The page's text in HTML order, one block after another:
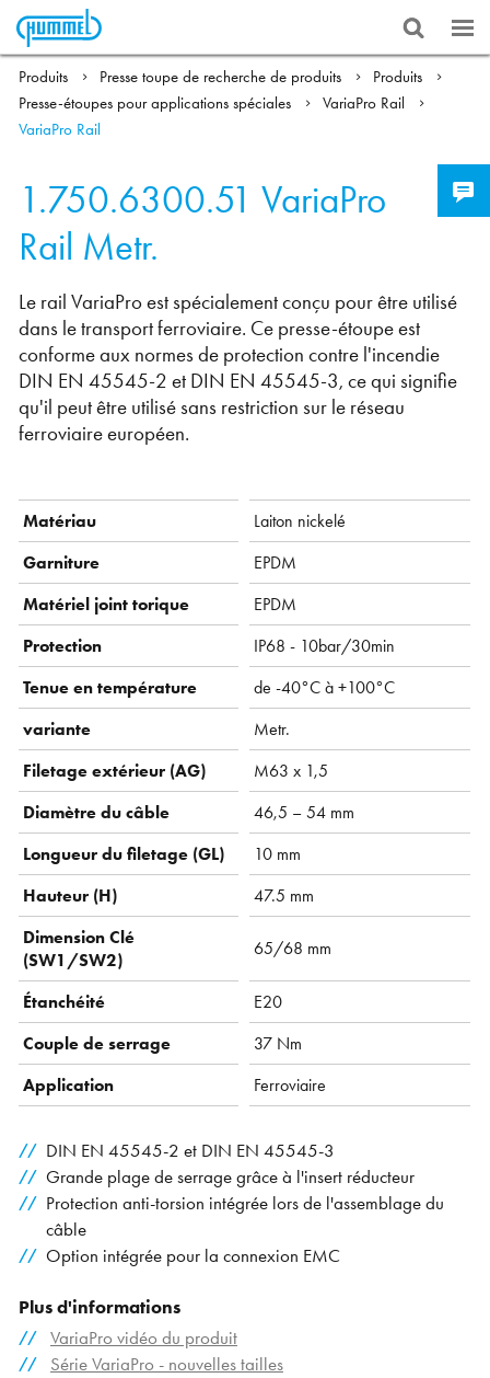
Produits Presse toupe de recherche de produits
Produits
Presse-étoupes pour applications spéciales
VariaPro Rail
VariaPro Rail
1.750.6300.51VariaPro
Rail Metr.
Le rail VariaPro est spécialement conçu pour être utilisé
dans le transport ferroviaire. Ce presse-étoupe est
conforme aux normes de protection contre l'incendie
DIN EN 45545-2 et DIN EN 45545-3, ce qui signifie
qu'il peut être utilisé sans restriction sur le réseau
ferroviaire européen.
Matériau
Laiton nickelé
Garniture
EPDM
Matériel joint torique
EPDM
Protection
IP68 - 10bar/30min
Tenue en température
de -40°C à +100°C
variante
Metr.
Filetage extérieur (AG)
M63 x 1,5
Diamètre du câble
46,5 – 54 mm
Longueur du filetage (GL)
10 mm
Hauteur (H)
47.5 mm
Dimension Clé
(SW1/SW2)
65/68 mm
Étanchéité
E20
Couple de serrage
37 Nm
Application
Ferroviaire
DIN EN 45545-2 et DIN EN 45545-3
Grande plage de serrage grâce à l'insert réducteur
Protection anti-torsion intégrée lors de l'assemblage du
câble
Option intégrée pour la connexion EMC
Plus d'informations
VariaPro vidéo du produit
Série VariaPro - nouvelles tailles